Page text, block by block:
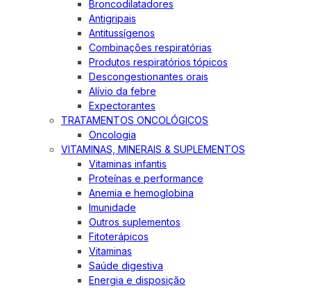
Broncodilatadores
Antigripais
Antitussígenos
Combinações respiratórias
Produtos respiratórios tópicos
Descongestionantes orais
Alívio da febre
Expectorantes
TRATAMENTOS ONCOLÓGICOS
Oncologia
VITAMINAS, MINERAIS & SUPLEMENTOS
Vitaminas infantis
Proteínas e performance
Anemia e hemoglobina
Imunidade
Outros suplementos
Fitoterápicos
Vitaminas
Saúde digestiva
Energia e disposição